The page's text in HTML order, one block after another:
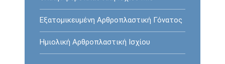
Εξατομικευμένη Αρθροπλαστική Γόνατος
Ημιολική Αρθροπλαστική Ισχίου